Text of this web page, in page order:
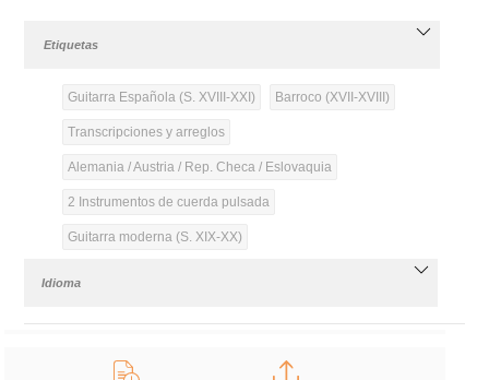
Etiquetas
Guitarra Española (S. XVIII-XXI) Barroco (XVII-XVIII)
Transcripciones y arreglos
Alemania / Austria / Rep. Checa / Eslovaquia
2 Instrumentos de cuerda pulsada
Guitarra moderna (S. XIX-XX)
Idioma